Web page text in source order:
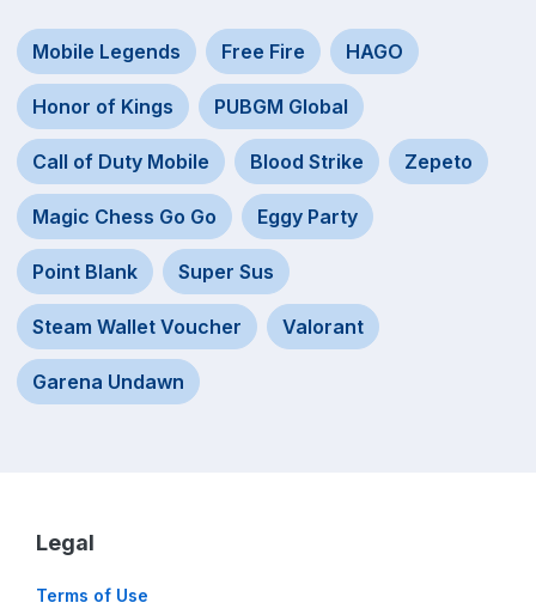
Mobile Legends Free Fire HAGO
Honor of Kings PUBGM Global
Call of Duty Mobile Blood Strike Zepeto
Magic Chess Go Go Eggy Party
Point Blank Super Sus
Steam Wallet Voucher Valorant
Garena Undawn
Legal
Terms of Use